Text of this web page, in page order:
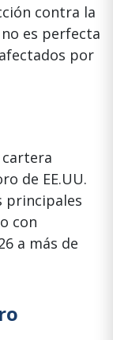
contra la
es perfecta
por
de EE.UU.
principales
con
a más de